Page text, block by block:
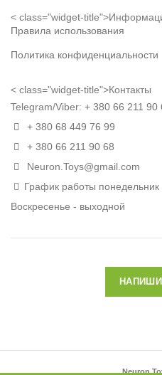
< class="widget-
Правила использования
Политика конфиденциальности
< class="widget-title">Контакты
Telegram/Viber: + 380 66 211 90
+ 380 68 449 76 99
+ 380 66 211 90 68
Neuron.Toys@gmail.com
График работы
Воскресенье - выходной
Neuron